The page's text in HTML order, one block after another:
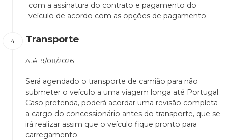
com a assinatura do contrato e pagamento do
veículo de acordo com as opções de pagamento.
Transporte
Até 19/08/2026
Será agendado o transporte de camião para não
submeter o veículo a uma viagem longa até Portugal.
Caso pretenda, poderá acordar uma revisão completa
a cargo do concessionário antes do transporte, que se
irá realizar assim que o veículo fique pronto para
carregamento.